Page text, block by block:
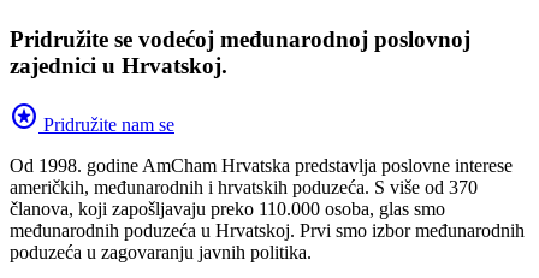
Pridružite se vodećoj međunarodnoj poslovnoj
zajednici u Hrvatskoj.
stars Pridružite nam se
Od 1998. godine AmCham Hrvatska predstavlja poslovne interese
američkih, međunarodnih i hrvatskih poduzeća. S više od 370
članova, koji zapošljavaju preko 110.000 osoba, glas smo
međunarodnih poduzeća u Hrvatskoj. Prvi smo izbor međunarodnih
poduzeća u zagovaranju javnih politika.